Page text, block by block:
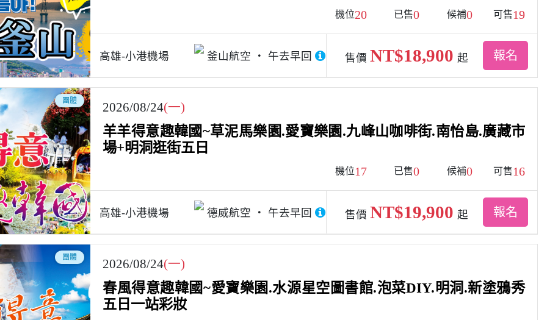
機位20 已售0 候補0 可售19
高雄-小港機場 釜山航空 午去早回 售價NT$18,900 起 報名
團體 2026/08/24(一)
羊羊得意趣韓國~草泥馬樂園.愛寶樂園.九峰山咖啡街.南怡島.廣藏市
場+明洞逛街五日
機位17 已售0 候補0 可售16
高雄-小港機場 德威航空 午去早回 售價NT$19,900 起 報名
團體 2026/08/24(一)
春風得意趣韓國~愛寶樂園.水源星空圖書館.泡菜DIY.明洞.新塗鴉秀
五日一站彩妝